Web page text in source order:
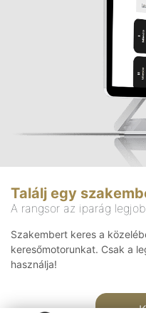
Találj egy
A rangsor az iparág
Szakembert keres a
keresőmotorunkat. Csak a
használja!